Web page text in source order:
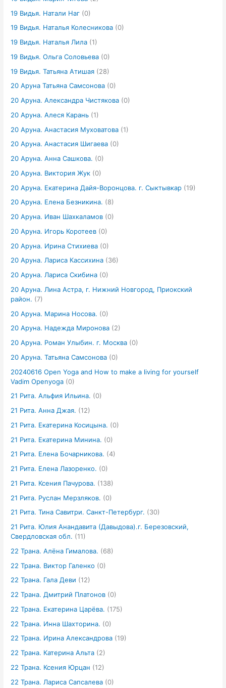
19 Видья. Натали Наг (0)
19 Видья. Наталья Колесникова (0)
19 Видья. Наталья Лила (1)
19 Видья. Ольга Соловьева (0)
19 Видья. Татьяна Атишая (28)
20 Аруна Татьяна Самсонова (0)
20 Аруна. Александра Чистякова (0)
20 Аруна. Алеся Карань (1)
20 Аруна. Анастасия Муховатова (1)
20 Аруна. Анастасия Шигаева (0)
20 Аруна. Анна Сашкова. (0)
20 Аруна. Виктория Жук (0)
20 Аруна. Екатерина Дайя-Воронцова. г. Сыктывкар (19)
20 Аруна. Елена Безникина. (8)
20 Аруна. Иван Шахкаламов (0)
20 Аруна. Игорь Коротеев (0)
20 Аруна. Ирина Стихиева (0)
20 Аруна. Лариса Кассихина (36)
20 Аруна. Лариса Скибина (0)
20 Аруна. Лина Астра, г. Нижний Новгород, Приокский
район. (7)
20 Аруна. Марина Носова. (0)
20 Аруна. Надежда Миронова (2)
20 Аруна. Роман Улыбин. г. Москва (0)
20 Аруна. Татьяна Самсонова (0)
20240616 Open Yoga and How to make a living for yourself
Vadim Openyoga (0)
21 Рита. Альфия Ильина. (0)
21 Рита. Анна Джая. (12)
21 Рита. Екатерина Косицына. (0)
21 Рита. Екатерина Минина. (0)
21 Рита. Елена Бочарникова. (4)
21 Рита. Елена Лазоренко. (0)
21 Рита. Ксения Пачурова. (138)
21 Рита. Руслан Мерзляков. (0)
21 Рита. Тина Савитри. Санкт-Петербург. (30)
21 Рита. Юлия Анандавита (Давыдова).г. Березовский,
Свердловская обл. (11)
22 Трана. Алёна Гималова. (68)
22 Трана. Виктор Галенко (0)
22 Трана. Гала Деви (12)
22 Трана. Дмитрий Платонов (0)
22 Трана. Екатерина Царёва. (175)
22 Трана. Инна Шахторина. (0)
22 Трана. Ирина Александрова (19)
22 Трана. Катерина Альта (2)
22 Трана. Ксения Юрцан (12)
22 Трана. Лариса Сапсалева (0)